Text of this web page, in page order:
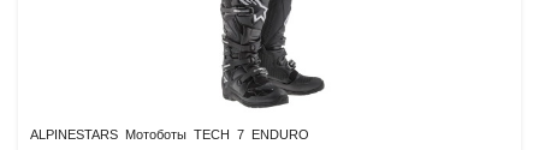
ALPINESTARS Мотоботы TECH 7 ENDURO